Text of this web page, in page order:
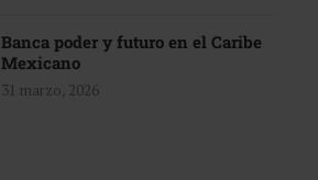
Banca poder y futuro en el Caribe
Mexicano
31 marzo, 2026